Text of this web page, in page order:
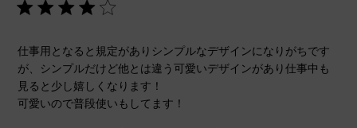
仕事用となると規定がありシンプルなデザインになりがちです
が、シンプルだけど他とは違う可愛いデザインがあり仕事中も
見ると少し嬉しくなります！
可愛いので普段使いもしてます！